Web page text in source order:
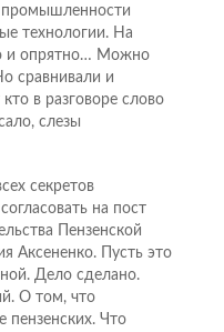
промышленности
технологии. На
и опрятно… Можно
сравнивали и
в разговоре слово
слезы
секретов
на пост
Пензенской
Аксененко. Пусть это
Дело сделано.
О том, что
пензенских. Что